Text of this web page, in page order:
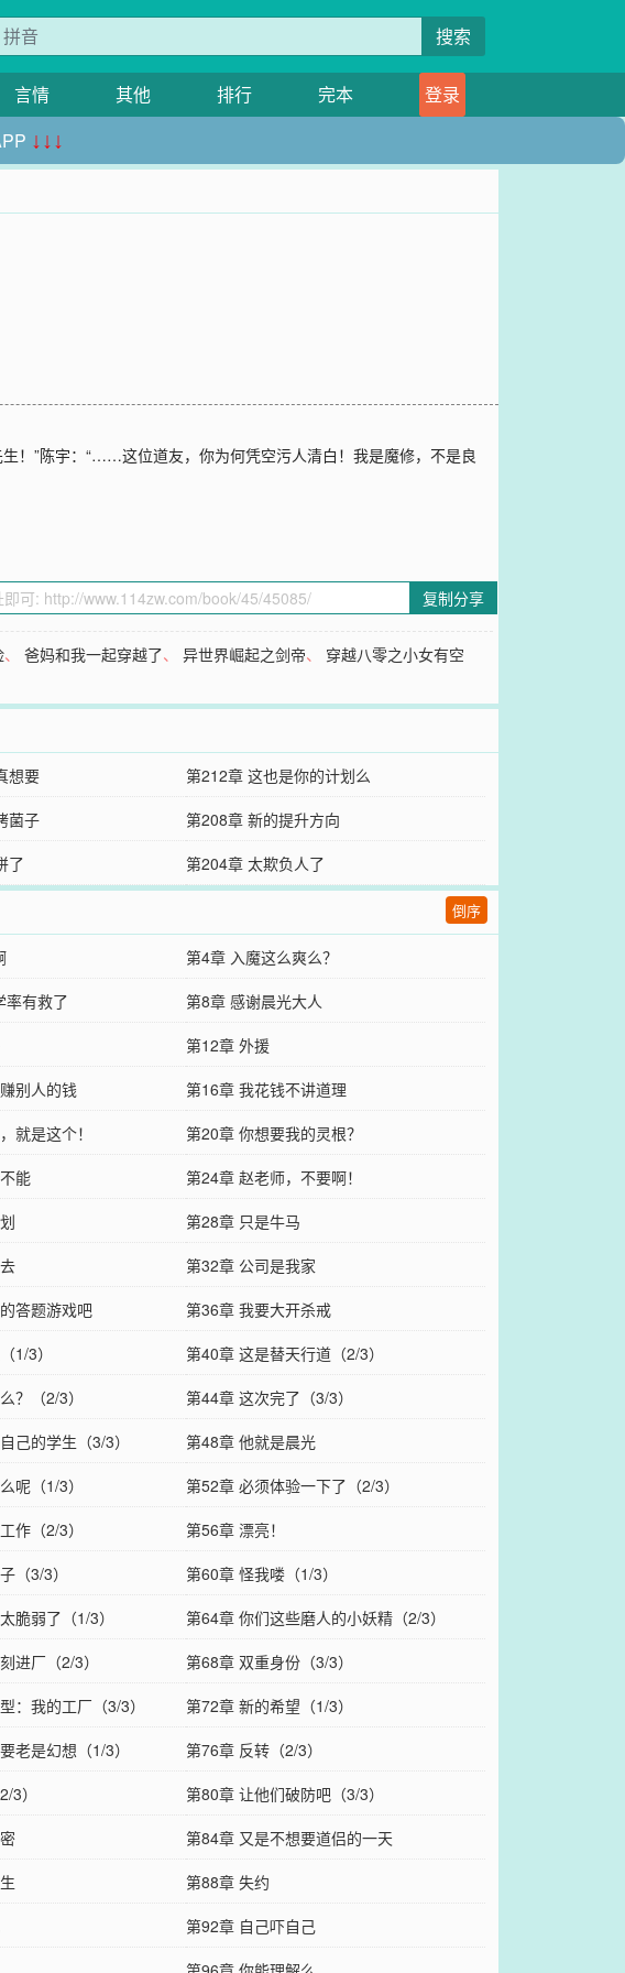
搜索
言情 其他 排行 完本
登录
↓↓↓
！”陈宇：“……这位道友，你为何凭空污人清白！我是魔修，不是良
复制分享
、爸妈和我一起穿越了、异世界崛起之剑帝、 穿越八零之小女有空
想要
第212章 这也是你的计划么
菌子
第208章 新的提升方向
了 第204章 太欺负人了
倒序
第4章 入魔这么爽么？
率有救了
第8章 感谢晨光大人
第12章 外援
别人的钱
第16章 我花钱不讲道理
就是这个！
第20章 你想要我的灵根？
能
第24章 赵老师，不要啊！
第28章 只是牛马
第32章 公司是我家
答题游戏吧
第36章 我要大开杀戒
1/3）
第40章 这是替天行道（2/3）
？（2/3）
第44章 这次完了（3/3）
己的学生（3/3）
第48章 他就是晨光
呢（1/3）
第52章 必须体验一下了（2/3）
作（2/3）
第56章 漂亮！
（3/3）
第60章 怪我喽（1/3）
脆弱了（1/3）
第64章 你们这些磨人的小妖精（2/3）
进厂（2/3）
第68章 双重身份（3/3）
：我的工厂（3/3）
第72章 新的希望（1/3）
老是幻想（1/3）
第76章 反转（2/3）
3）
第80章 让他们破防吧（3/3）
第84章 又是不想要道侣的一天
第88章 失约
第92章 自己吓自己